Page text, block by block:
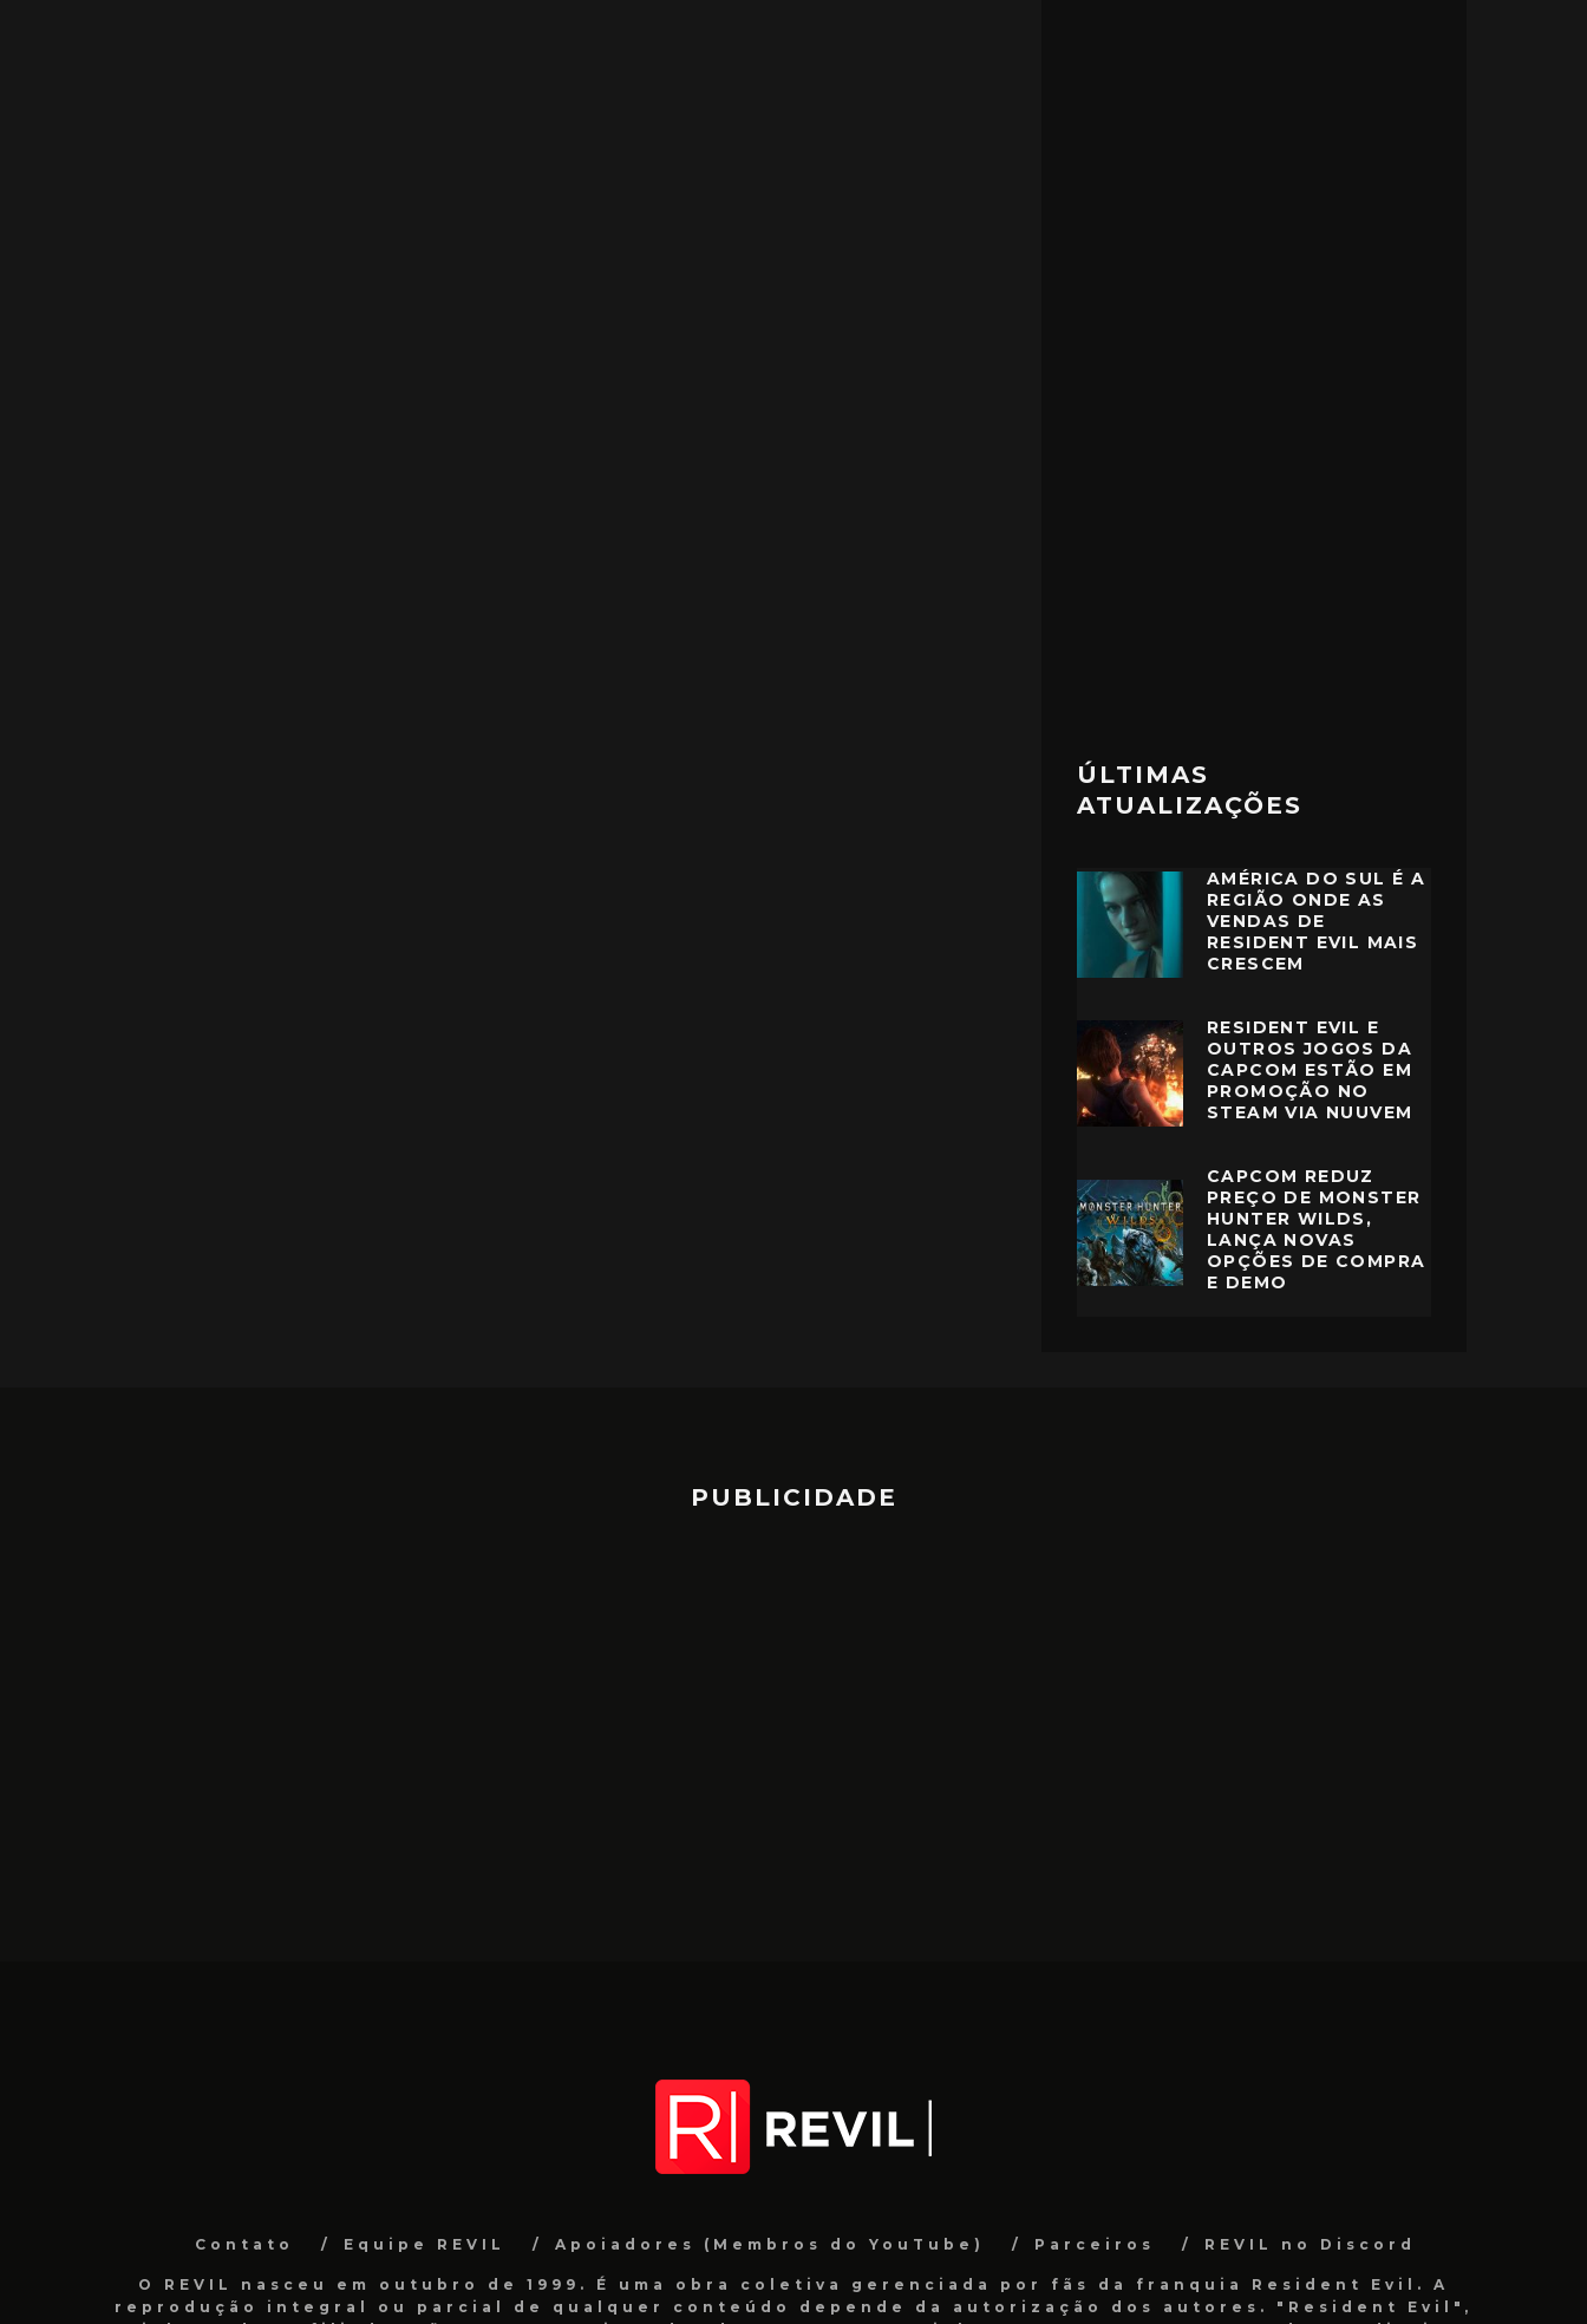
ÚLTIMAS
ATUALIZAÇÕES
AMÉRICA DO SUL É A
REGIÃO ONDE AS
VENDAS DE
RESIDENT EVIL MAIS
CRESCEM
RESIDENT EVIL E
OUTROS JOGOS DA
CAPCOM ESTÃO EM
PROMOÇÃO NO
STEAM VIA NUUVEM
CAPCOM REDUZ
PREÇO DE MONSTER
HUNTER WILDS,
LANÇA NOVAS
OPÇÕES DE COMPRA
E DEMO
PUBLICIDADE
Contato Equipe REVIL Apoiadores (Membros do YouTube) Parceiros REVIL no Discord
O REVIL nasceu em outubro de 1999. É uma obra coletiva gerenciada por fãs da franquia Resident Evil. A
reprodução integral ou parcial de qualquer conteúdo depende da autorização dos autores. "Resident Evil",